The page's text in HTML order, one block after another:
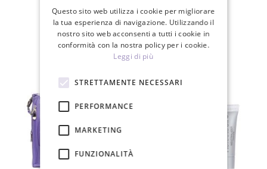
PRODOTTI CORRELATI
Questo sito web utilizza i cookie per migliorare
la tua esperienza di navigazione. Utilizzando il
nostro sito web acconsenti a tutti i cookie in
conformità con la nostra policy per i cookie.
Leggi di più
STRETTAMENTE NECESSARI
PERFORMANCE
MARKETING
FUNZIONALITÀ